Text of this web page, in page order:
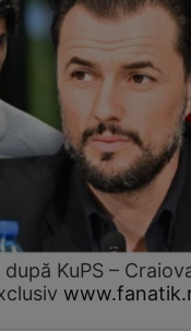
KuPS –